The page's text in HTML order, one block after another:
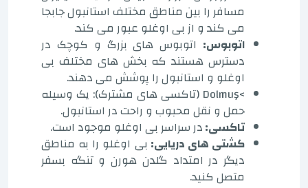
مسافر را بین مناطق مختلف استانبول جابجا
می کند و از بی اوغلو عبور می کند.
اتوبوس: اتوبوس های بزرگ و کوچک در
دسترس هستند که بخش های مختلف بی
اوغلو و استانبول را پوشش می دهند.
>Dolmuş (تاکسی های مشترک): یک وسیله
حمل و نقل محبوب و راحت در استانبول.
تاکسی:در سراسر بی اوغلو موجود است.
کشتی های دریایی: بی اوغلو را به مناطق
دیگر در امتداد گلدن هورن و تنگه بسفر
متصل کنید.